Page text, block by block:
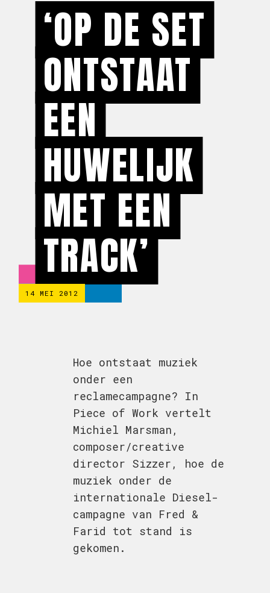
‘OP DE SET
ONTSTAAT
EEN
HUWELIJK
MET EEN
TRACK’
14 MEI 2012
Hoe ontstaat muziek
onder een
reclamecampagne? In
Piece of Work vertelt
Michiel Marsman,
composer/creative
director Sizzer, hoe de
muziek onder de
internationale Diesel-
campagne van Fred &
Farid tot stand is
gekomen.